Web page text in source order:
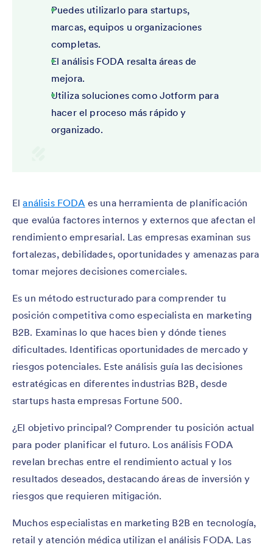
Puedes utilizarlo para startups,
marcas, equipos u organizaciones
completas.
El análisis FODA resalta áreas de
mejora.
Utiliza soluciones como Jotform para
hacer el proceso más rápido y
organizado.
Elanálisis FODA es una herramienta de planificación
que evalúa factores internos y externos que afectan el
rendimiento empresarial. Las empresas examinan sus
fortalezas, debilidades, oportunidades y amenazas para
tomar mejores decisiones comerciales.
Es un método estructurado para comprender tu
posición competitiva como especialista en marketing
B2B. Examinas lo que haces bien y dónde tienes
dificultades. Identificas oportunidades de mercado y
riesgos potenciales. Este análisis guía las decisiones
estratégicas en diferentes industrias B2B, desde
startups hasta empresas Fortune 500.
¿El objetivo principal? Comprender tu posición actual
para poder planificar el futuro. Los análisis FODA
revelan brechas entre el rendimiento actual y los
resultados deseados, destacando áreas de inversión y
riesgos que requieren mitigación.
Muchos especialistas en marketing B2B en tecnología,
retail y atención médica utilizan el análisis FODA. Las